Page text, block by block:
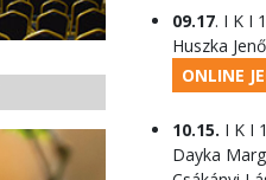
09.17. I K I
Huszka
ONLINE
10.15. I K I
Dayka